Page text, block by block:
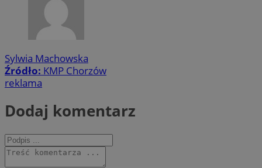
Sylwia Machowska
Źródło: KMP Chorzów
reklama
Dodaj komentarz